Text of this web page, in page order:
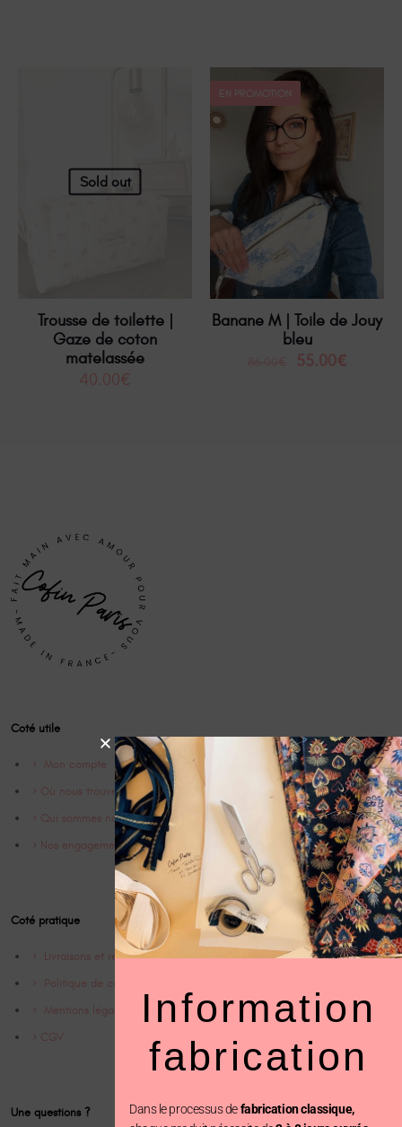
Sold out
Trousse de toilette |
Gaze de coton
matelassée
40.00€
EN PROMOTION
Banane M | Toile de Jouy
bleu
55.00€
Coté utile
Mon compte
Où nous trouver
Qui sommes nous ?
Nos engagements
Coté pratique
Livraisons et retrours
Politique de confidentialité
Mentions légales
CGV
Une questions ?
Information
fabrication
Dans le processus defabrication classique,